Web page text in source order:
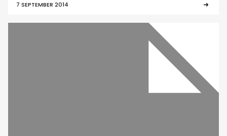
7 SEPTEMBER 2014